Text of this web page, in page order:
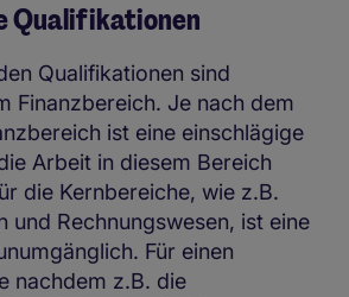
Qualifikationen
Qualifikationen sind
Finanzbereich. Je nach dem
ist eine einschlägige
Arbeit in diesem Bereich
die Kernbereiche, wie z.B.
und Rechnungswesen, ist eine
Für einen
nachdem z.B. die